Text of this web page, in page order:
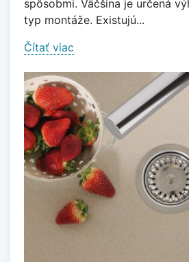
spôsobmi. Väčšina je určená
typ montáže. Existujú...
Čítať viac